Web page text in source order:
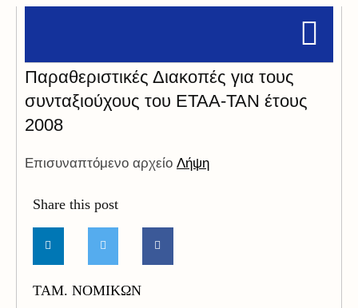
Παραθεριστικές Διακοπές για τους
συνταξιούχους του ΕΤΑA-ΤΑΝ έτους
2008
Επισυναπτόμενο αρχείο Λήψη
Share this post
ΤΑΜ. ΝΟΜΙΚΩΝ